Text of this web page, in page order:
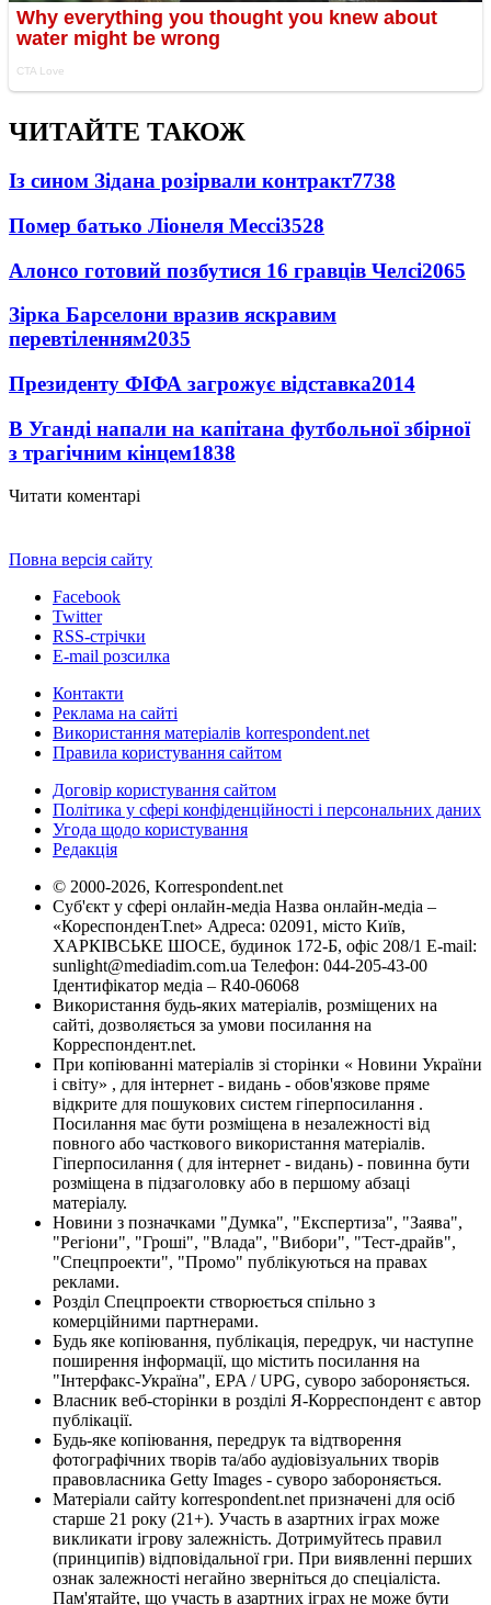
ЧИТАЙТЕ ТАКОЖ
Із сином Зідана розірвали контракт7738
Помер батько Ліонеля Мессі3528
Алонсо готовий позбутися 16 гравців Челсі2065
Зірка Барселони вразив яскравим
перевтіленням2035
Президенту ФІФА загрожує відставка2014
В Уганді напали на капітана футбольної збірної
з трагічним кінцем1838
Читати коментарі
Повна версія сайту
Facebook
Twitter
RSS-стрічки
E-mail розсилка
Контакти
Реклама на сайті
Використання матеріалів korrespondent.net
Правила користування сайтом
Договір користування сайтом
Політика у сфері конфіденційності і персональних даних
Угода щодо користування
Редакція
© 2000-2026, Korrespondent.net
Суб'єкт у сфері онлайн-медіа Назва онлайн-медіа –
«КореспонденТ.net» Адреса: 02091, місто Київ,
ХАРКІВСЬКЕ ШОСЕ, будинок 172-Б, офіс 208/1 E-mail:
sunlight@mediadim.com.ua Телефон: 044-205-43-00
Ідентифікатор медіа – R40-06068
Використання будь-яких матеріалів, розміщених на
сайті, дозволяється за умови посилання на
Корреспондент.net.
При копіюванні матеріалів зі сторінки « Новини України
і світу» , для інтернет - видань - обов'язкове пряме
відкрите для пошукових систем гіперпосилання .
Посилання має бути розміщена в незалежності від
повного або часткового використання матеріалів.
Гіперпосилання ( для інтернет - видань) - повинна бути
розміщена в підзаголовку або в першому абзаці
матеріалу.
Новини з позначками "Думка", "Експертиза", "Заява",
"Регіони", "Гроші", "Влада", "Вибори", "Тест-драйв",
"Спецпроекти", "Промо" публікуються на правах
реклами.
Розділ Спецпроекти створюється спільно з
комерційними партнерами.
Будь яке копіювання, публікація, передрук, чи наступне
поширення інформації, що містить посилання на
"Інтерфакс-Україна", EPA / UPG, суворо забороняється.
Власник веб-сторінки в розділі Я-Корреспондент є автор
публікації.
Будь-яке копіювання, передрук та відтворення
фотографічних творів та/або аудіовізуальних творів
правовласника Getty Images - суворо забороняється.
Матеріали сайту korrespondent.net призначені для осіб
старше 21 року (21+). Участь в азартних іграх може
викликати ігрову залежність. Дотримуйтесь правил
(принципів) відповідальної гри. При виявленні перших
ознак залежності негайно зверніться до спеціаліста.
Пам'ятайте, що участь в азартних іграх не може бути